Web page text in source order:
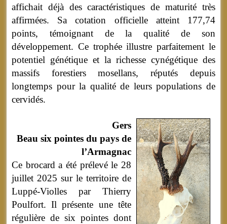
affichait déjà des caractéristiques de maturité très
affirmées. Sa cotation officielle atteint 177,74
points, témoignant de la qualité de son
développement. Ce trophée illustre parfaitement le
potentiel génétique et la richesse cynégétique des
massifs forestiers mosellans, réputés depuis
longtemps pour la qualité de leurs populations de
cervidés.
Gers
Beau six pointes du pays de
l’Armagnac
Ce brocard a été prélevé le 28
juillet 2025 sur le territoire de
Luppé-Violles par Thierry
Poulfort. Il présente une tête
régulière de six pointes dont